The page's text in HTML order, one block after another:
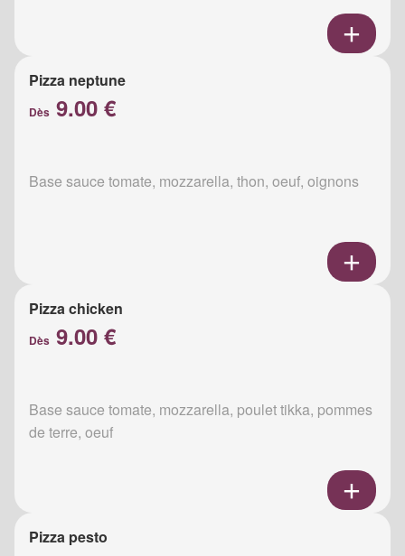
Pizza neptune
Dès 9.00 €
Base sauce tomate, mozzarella, thon, oeuf, oignons
Pizza chicken
Dès 9.00 €
Base sauce tomate, mozzarella, poulet tikka, pommes
de terre, oeuf
Pizza pesto